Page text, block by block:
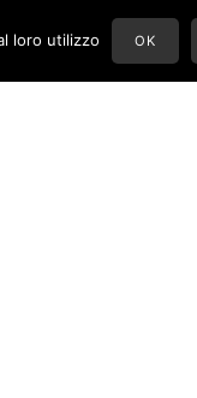
loro utilizzo OK